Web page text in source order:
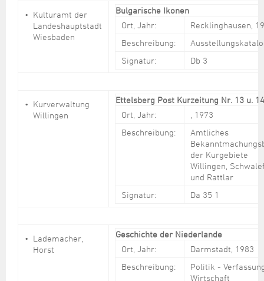
Kulturamt der
Landeshauptstadt
Wiesbaden
Bulgarische Ikonen
Ort, Jahr:
Recklinghausen,
Beschreibung:
Signatur:
Db 3
Kurverwaltung
Willingen
Ettelsberg Post Kurzeitung Nr. 13 u.
Ort, Jahr:
, 1973
Beschreibung:
Amtliches
der Kurgebiete
Willingen,
und Rattlar
Signatur:
Da 35 1
Lademacher,
Horst
Geschichte der Niederlande
Ort, Jahr:
Darmstadt, 1983
Beschreibung:
Politik -
Wirtschaft